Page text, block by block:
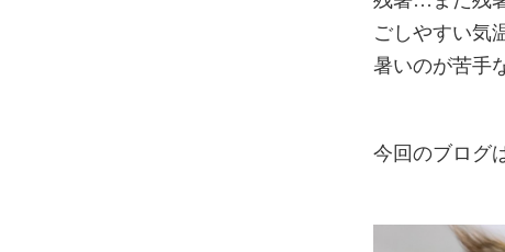
ごしやすい気
暑いのが苦手
今回のブログ